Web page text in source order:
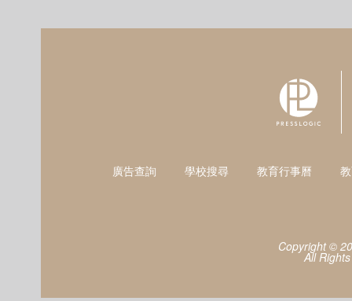
廣告查詢 學校搜尋 教育行事曆
Copyright ©
All